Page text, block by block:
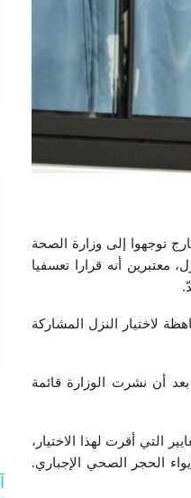
تونسيين مقيمين بالخارج توجهوا إلى وزارة الصحة
بالنزل، معتبرين أنه قرارا تعسفيا
لاختيار النزل المشاركة
وذلك بعد أن نشرت الوزارة قائمة
التي أقرت لھذا الاختيار،
الحجر الصحي الإجباري.